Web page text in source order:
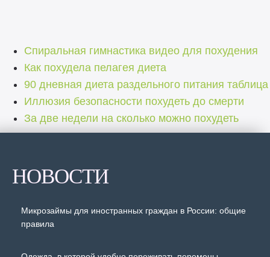
Спиральная гимнастика видео для похудения
Как похудела пелагея диета
90 дневная диета раздельного питания таблица
Иллюзия безопасности похудеть до смерти
За две недели на сколько можно похудеть
НОВОСТИ
Микрозаймы для иностранных граждан в России: общие
правила